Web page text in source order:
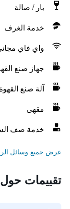
بار / صالة
خدمة الغرف
واي فاي
جهاز صنع
آلة صنع القهوة
مقهى
خدمة صف
عرض جميع وسائل
تقييمات